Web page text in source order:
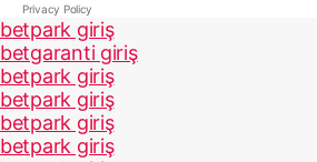
Privacy Policy
betpark giriş
betgaranti giriş
betpark giriş
betpark giriş
betpark giriş
betpark giriş